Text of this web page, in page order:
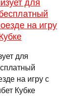
для
на игру
для
на игру с
Кубке